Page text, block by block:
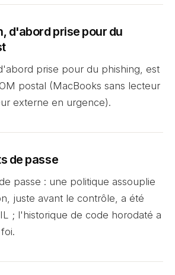
d'abord prise pour du
prise pour du phishing, est
postal (MacBooks sans lecteur
externe en urgence).
de passe
passe : une politique assouplie
juste avant le contrôle, a été
; l'historique de code horodaté a